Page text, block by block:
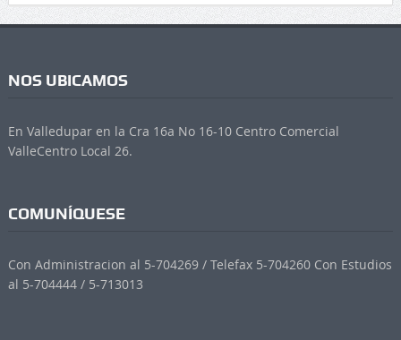
NOS UBICAMOS
En Valledupar en la Cra 16a No 16-10 Centro Comercial
ValleCentro Local 26.
COMUNÍQUESE
Con Administracion al 5-704269 / Telefax 5-704260 Con Estudios
al 5-704444 / 5-713013